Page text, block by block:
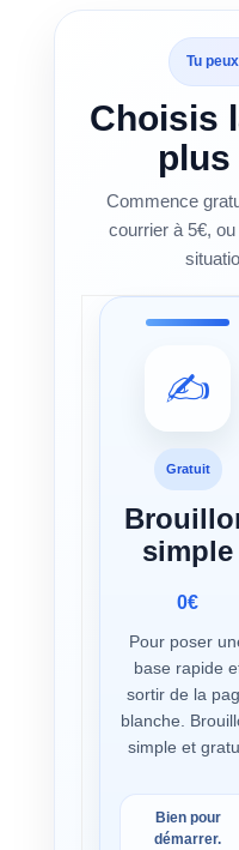
Tu
Choisis
plus
Commence
courrier à 5€,
✍️
Gratuit
simple
0€
Pour poser
base rapide
sortir de la
blanche.
simple et
Bien pour
démarrer.